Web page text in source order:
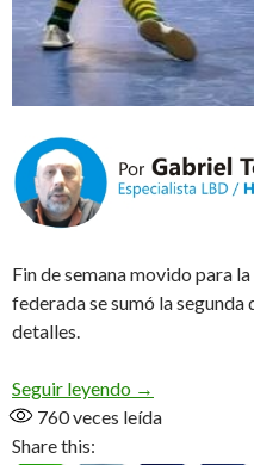
Fin de semana movido para
federada se sumó la segunda
detalles.
Seguir leyendo Hockey por dos
→
760veces leída
Share this: